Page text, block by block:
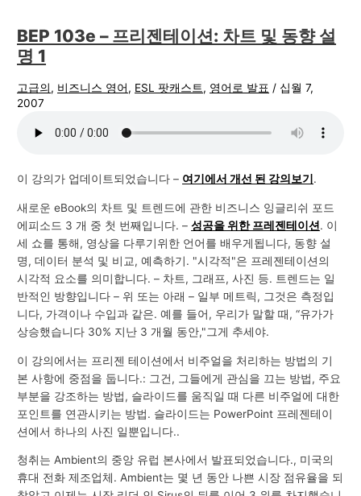
BEP 103e – 프리젠테이션: 차트 및 동향 설
명 1
고급의, 비즈니스 영어, ESL 팟캐스트, 영어로 발표 / 십월 7,
2007
이 강의가 업데이트되었습니다 – 여기에서 개선 된 강의보기 .
새로운 eBook의 차트 및 트렌드에 관한 비즈니스 잉글리쉬 포드
에피소드 3 개 중 첫 번째입니다. –성공을 위한 프레젠테이션 . 이
세 쇼를 통해, 영상을 다루기위한 언어를 배우게됩니다, 동향 설
명, 데이터 분석 및 비교, 예측하기. "시각적"은 프레젠테이션의
시각적 요소를 의미합니다. – 차트, 그래프, 사진 등. 트렌드는 일
반적인 방향입니다 – 위 또는 아래 – 일부 메트릭, 그것은 측정입
니다, 가격이나 수입과 같은. 예를 들어, 우리가 말할 때, “유가가
상승했습니다 30% 지난 3 개월 동안,"그게 추세야.
이 강의에서는 프리젠 테이션에서 비주얼을 처리하는 방법의 기
본 사항에 중점을 둡니다.: 그건, 그들에게 관심을 끄는 방법, 주요
부분을 강조하는 방법, 슬라이드를 움직일 때 다른 비주얼에 대한
포인트를 연관시키는 방법. 슬라이드는 PowerPoint 프레젠테이
션에서 하나의 사진 일뿐입니다..
청취는 Ambient의 중앙 유럽 본사에서 발표되었습니다., 미국의
휴대 전화 제조업체. Ambient는 몇 년 동안 나쁜 시장 점유율을 되